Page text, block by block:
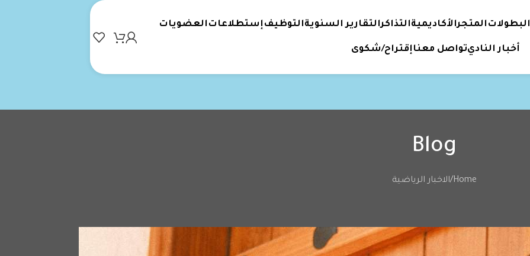
البطولات المتجرالأكاديميةالتذاكرالتقارير السنويةالتوظيف إستطلاعات العضويات
أخبار الناديتواصل معنا إقتراح/شكوى
Blog
Home الاخبار الرياضية